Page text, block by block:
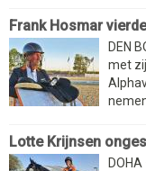
Frank Hosmar
DEN
met
Lotte Krijnsen